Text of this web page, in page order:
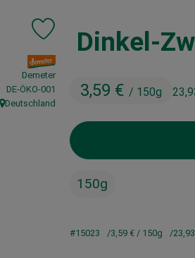
Dinkel-
3,59 € / 150g
Produkt zu Favouriten hinzufügen
, Verband:
Demeter
, Kontrollstelle:
DE-ÖKO-001
, Herkunft:
Deutschland
150g
#15023 3,59 € / 150g